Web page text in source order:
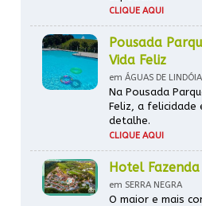
CLIQUE AQUI
Pousada
Vida Feliz
em ÁGUAS DE LINDÓIA
Na Pousada
Feliz, a felicidade
detalhe.
CLIQUE AQUI
Hotel
em SERRA NEGRA
O maior e mais